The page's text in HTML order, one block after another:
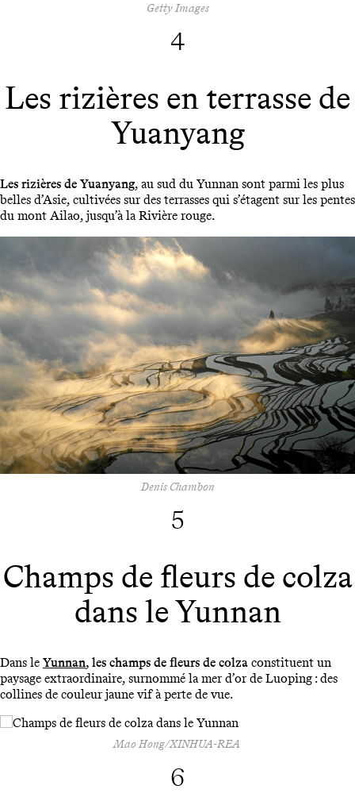
Getty Images
4
Les rizières en terrasse de
Yuanyang
Les rizières de Yuanyang, au sud du Yunnan sont parmi les plus
belles d’Asie, cultivées sur des terrasses qui s’étagent sur les pentes
du mont Ailao, jusqu’à la Rivière rouge.
Denis Chambon
5
Champs de fleurs de colza
dans le Yunnan
Dans le Yunnan, les champs de fleurs de colza constituent un
paysage extraordinaire, surnommé la mer d’or de Luoping : des
collines de couleur jaune vif à perte de vue.
Mao Hong/XINHUA-REA
6